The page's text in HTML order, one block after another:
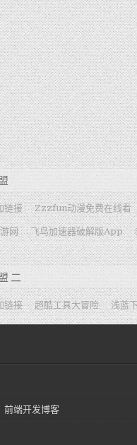
链接 Zzzfun动漫免费在线看
网 飞鸟加速器破解版App
二
链接 超酷工具大冒险 浅蓝
前端开发博客